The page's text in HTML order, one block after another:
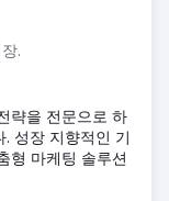
고, 주요 제품 카
확대하고, 리뷰
통찰력을 추출하
.
략을 전문으로 하
성장 지향적인 기
형 마케팅 솔루션